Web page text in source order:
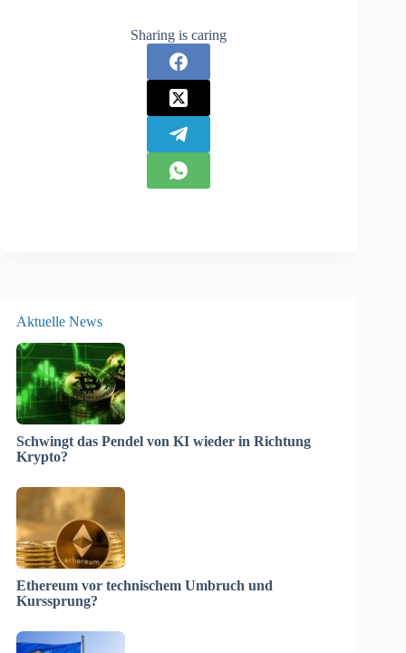
Sharing is caring
Aktuelle News
Schwingt das Pendel von KI wieder in Richtung
Krypto?
Ethereum vor technischem Umbruch und
Kurssprung?